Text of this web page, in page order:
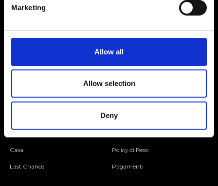
Marketing
Allow all
Allow selection
Deny
Entra nella Community
Mondo Ripani
Casa
Last Chance
Mondo Ripani
Policy di Reso
Pagamenti